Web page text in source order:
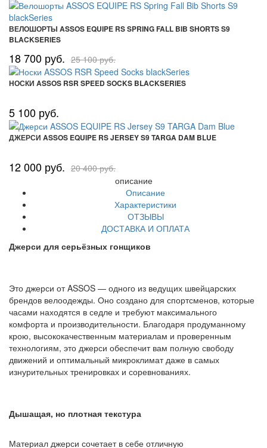
ВЕЛОШОРТЫ ASSOS EQUIPE RS SPRING FALL BIB SHORTS S9
BLACKSERIES
18 700 руб. 25 100 руб.
НОСКИ ASSOS RSR SPEED SOCKS BLACKSERIES
5 100 руб.
ДЖЕРСИ ASSOS EQUIPE RS JERSEY S9 TARGA DAM BLUE
12 000 руб. 20 400 руб.
описание
Описание
Характеристики
ОТЗЫВЫ
ДОСТАВКА И ОПЛАТА
Джерси для серьёзных гонщиков
Это джерси от ASSOS — одного из ведущих швейцарских
брендов велоодежды. Оно создано для спортсменов, которые
часами находятся в седле и требуют максимального
комфорта и производительности. Благодаря продуманному
крою, высококачественным материалам и проверенным
технологиям, это джерси обеспечит вам полную свободу
движений и оптимальный микроклимат даже в самых
изнурительных тренировках и соревнованиях.
Дышащая, но плотная текстура
Материал джерси сочетает в себе отличную